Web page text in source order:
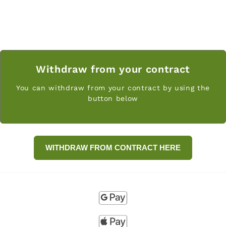
Withdraw from your contract
You can withdraw from your contract by using the
button below